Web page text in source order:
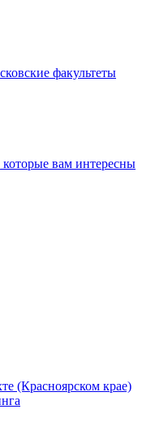
факультеты
вам интересны
(Красноярском крае)